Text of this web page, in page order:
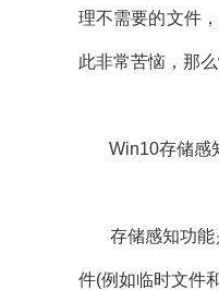
理不需要的文件
此非常苦恼，那
Win10存储感
存储感知功能
件(例如临时文件